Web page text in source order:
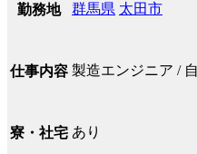
勤務地 群馬県 太田市
仕事内容 製造エンジニア /
寮・社宅 あり